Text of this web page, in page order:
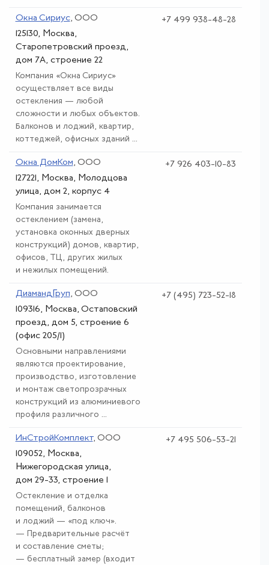
Окна Сириус, ООО
125130, Москва,
Старопетровский проезд,
дом 7А, строение 22
Компания «Окна Сириус»
осуществляет все виды
остекления — любой
сложности и любых объектов.
Балконов и лоджий, квартир,
коттеджей, офисных зданий ...
+7 499 938-48-28
Окна ДомКом, ООО
127221, Москва, Молодцова
улица, дом 2, корпус 4
Компания занимается
остеклением (замена,
установка оконных дверных
конструкций) домов, квартир,
офисов, ТЦ, других жилых
и нежилых помещений.
+7 926 403-10-83
ДиамандГруп, ООО
109316, Москва, Остаповский
проезд, дом 5, строение 6
(офис 205/1)
Основными направлениями
являются проектирование,
производство, изготовление
и монтаж светопрозрачных
конструкций из алюминиевого
профиля различного ...
+7 (495) 723-52-18
ИнСтройКомплект, ООО
109052, Москва,
Нижегородская улица,
дом 29-33, строение 1
Остекление и отделка
помещений, балконов
и лоджий — «под ключ».
— Предварительные расчёт
и составление сметы;
— бесплатный замер (входит
+7 495 506-53-21